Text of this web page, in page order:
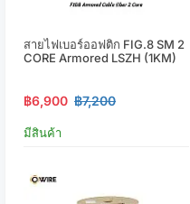
สายไฟเบอร์ออฟติก FIG.8 SM 2
CORE Armored LSZH (1KM)
฿6,900 ฿7,200
มีสินค้า